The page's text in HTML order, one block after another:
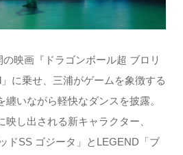
映画『ドラゴンボール超 ブロリ
に乗せ、三浦がゲームを象徴する
纏いながら軽快なダンスを披露。
し出される新キャラクター、
ドSS ゴジータ」とLEGEND「ブ